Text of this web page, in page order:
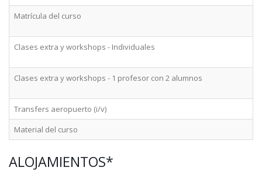
Matrícula del curso
Clases extra y workshops - Individuales
Clases extra y workshops - 1 profesor con 2 alumnos
Transfers aeropuerto (i/v)
Material del curso
ALOJAMIENTOS*